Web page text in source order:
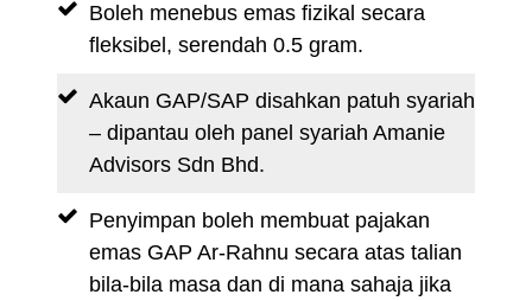
Boleh menebus emas fizikal secara
fleksibel, serendah 0.5 gram.
Akaun GAP/SAP disahkan patuh syariah
– dipantau oleh panel syariah Amanie
Advisors Sdn Bhd.
Penyimpan boleh membuat pajakan
emas GAP Ar-Rahnu secara atas talian
bila-bila masa dan di mana sahaja jika